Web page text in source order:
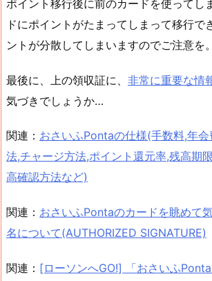
ポイント移行後に前のカードを使ってし
ドにポイントがたまってしまって移行で
ントが分散してしまいますのでご注意を。
最後に、上の領収証に、 非常に重要な情
気づきでしょうか…
関連： おさいふPontaの仕様(手数料,年
法,チャージ方法,ポイント還元率,残高期
高確認方法など)
関連： おさいふPontaのカードを眺めて
名について(AUTHORIZED SIGNATURE)
関連： [ローソンへGO!] 「おさいふ